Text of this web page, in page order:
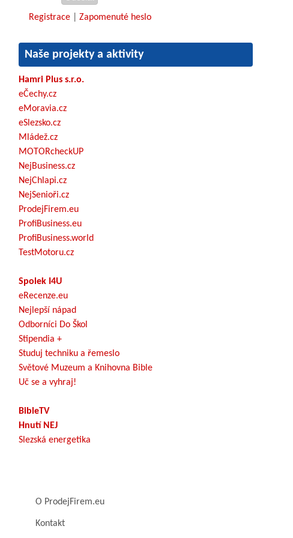
Registrace Zapomenuté heslo
Naše projekty a aktivity
Hamri Plus s.r.o.
eČechy.cz
eMoravia.cz
eSlezsko.cz
Mládež.cz
MOTORcheckUP
NejBusiness.cz
NejChlapi.cz
NejSenioři.cz
ProdejFirem.eu
ProfiBusiness.eu
ProfiBusiness.world
TestMotoru.cz
Spolek I4U
eRecenze.eu
Nejlepší nápad
Odborníci Do Škol
Stipendia +
Studuj techniku a řemeslo
Světové Muzeum a Knihovna Bible
Uč se a vyhraj!
BibleTV
Hnutí NEJ
Slezská energetika
O ProdejFirem.eu
Kontakt